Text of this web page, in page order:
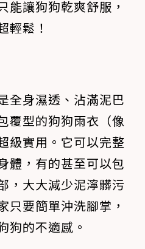
能讓狗狗乾爽舒服，
輕鬆！
全身濕透、沾滿泥巴
覆型的狗狗雨衣（像
級實用。它可以完整
體，有的甚至可以包
，大大減少泥濘髒污
只要簡單沖洗腳掌，
狗的不適感。